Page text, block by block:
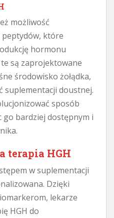
możliwość
które
hormonu
są zaprojektowane
środowisko żołądka,
suplementacji doustnej.
sposób
go bardziej dostępnym i
terapia HGH
w suplementacji
Dzięki
lekarze
HGH do